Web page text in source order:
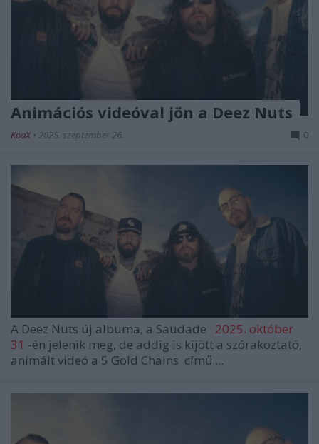
Animációs videóval jön a Deez Nuts
KoaX • 2025. szeptember 26. 0
A Deez Nuts új albuma, a Saudade
2025. október
31 -én jelenik meg, de addig is kijött a szórakoztató,
animált videó a 5 Gold Chains című ...